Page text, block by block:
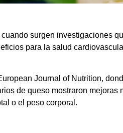
surgen investigaciones
para la salud
Journal of Nutrition,
de queso mostraron mejoras
o el peso corporal.